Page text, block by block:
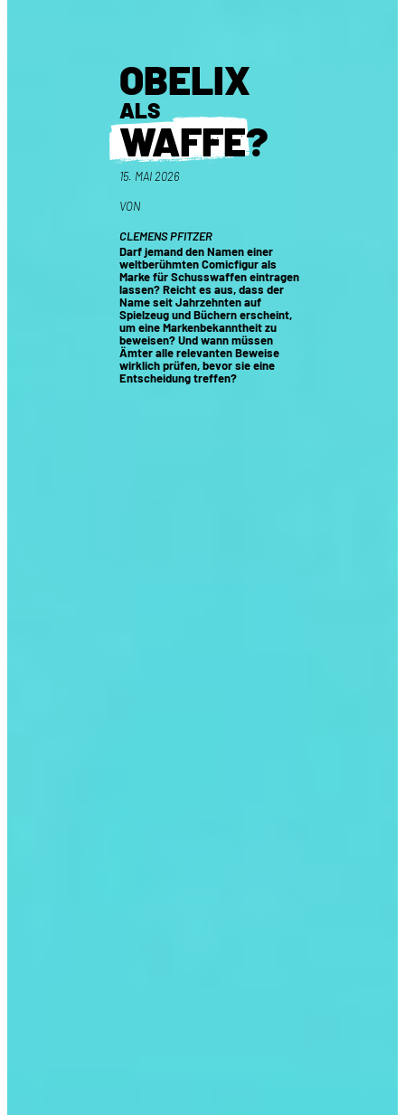
OBELIX
ALS
WAFFE?
15. MAI 2026
VON
CLEMENS PFITZER
Darf jemand den Namen einer
weltberühmten Comicfigur als
Marke für Schusswaffen eintragen
lassen? Reicht es aus, dass der
Name seit Jahrzehnten auf
Spielzeug und Büchern erscheint,
um eine Markenbekanntheit zu
beweisen? Und wann müssen
Ämter alle relevanten Beweise
wirklich prüfen, bevor sie eine
Entscheidung treffen?